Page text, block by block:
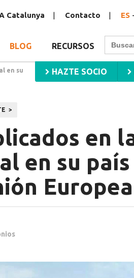
Catalunya Contacto ES -
BLOG RECURSOS
Buscar:
HAZTE SOCIO
en su
en
en su
Europea